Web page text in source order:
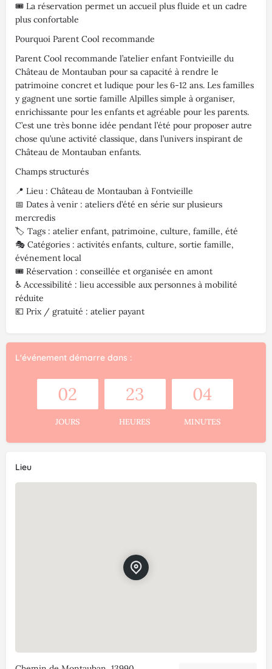
🎟️ La réservation permet un accueil plus fluide et un cadre
plus confortable
Pourquoi Parent Cool recommande
Parent Cool recommande l’atelier enfant Fontvieille du
Château de Montauban pour sa capacité à rendre le
patrimoine concret et ludique pour les 6-12 ans. Les familles
y gagnent une sortie famille Alpilles simple à organiser,
enrichissante pour les enfants et agréable pour les parents.
C’est une très bonne idée pendant l’été pour proposer autre
chose qu’une activité classique, dans l’univers inspirant de
Château de Montauban enfants.
Champs structurés
📍 Lieu : Château de Montauban à Fontvieille
📅 Dates à venir : ateliers d’été en série sur plusieurs
mercredis
🏷️ Tags : atelier enfant, patrimoine, culture, famille, été
🎭 Catégories : activités enfants, culture, sortie famille,
événement local
🎟️ Réservation : conseillée et organisée en amont
♿ Accessibilité : lieu accessible aux personnes à mobilité
réduite
💶 Prix / gratuité : atelier payant
L'événement démarre dans :
02
JOURS
23
HEURES
04
MINUTES
Lieu